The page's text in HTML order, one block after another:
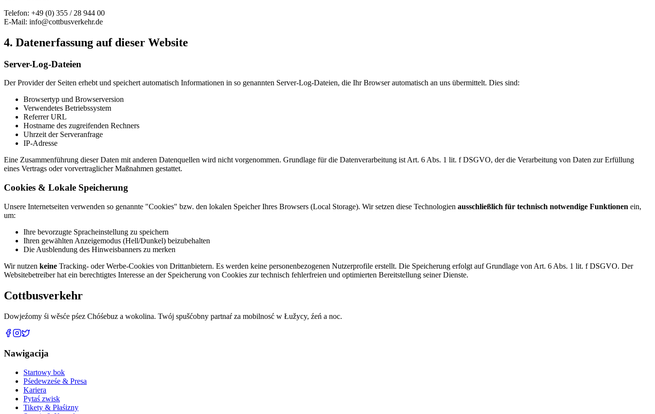
Telefon: +49 (0) 355 / 28 944 00
E-Mail: info@cottbusverkehr.de
4. Datenerfassung auf dieser Website
Server-Log-Dateien
Der Provider der Seiten erhebt und speichert automatisch Informationen in so genannten Server-Log-Dateien, die Ihr Browser automatisch an uns übermittelt. Dies sind:
Browsertyp und Browserversion
Verwendetes Betriebssystem
Referrer URL
Hostname des zugreifenden Rechners
Uhrzeit der Serveranfrage
IP-Adresse
Eine Zusammenführung dieser Daten mit anderen Datenquellen wird nicht vorgenommen. Grundlage für die Datenverarbeitung ist Art. 6 Abs. 1 lit. f DSGVO, der die Verarbeitung von Daten zur Erfüllung
eines Vertrags oder vorvertraglicher Maßnahmen gestattet.
Cookies & Lokale Speicherung
Unsere Internetseiten verwenden so genannte "Cookies" bzw. den lokalen Speicher Ihres Browsers (Local Storage). Wir setzen diese Technologien ausschließlich für technisch notwendige Funktionen ein,
um:
Ihre bevorzugte Spracheinstellung zu speichern
Ihren gewählten Anzeigemodus (Hell/Dunkel) beizubehalten
Die Ausblendung des Hinweisbanners zu merken
Wir nutzen keine Tracking- oder Werbe-Cookies von Drittanbietern. Es werden keine personenbezogenen Nutzerprofile erstellt. Die Speicherung erfolgt auf Grundlage von Art. 6 Abs. 1 lit. f DSGVO. Der
Websitebetreiber hat ein berechtigtes Interesse an der Speicherung von Cookies zur technisch fehlerfreien und optimierten Bereitstellung seiner Dienste.
Cottbusverkehr
Dowjeźomy śi wěsće pśez Chóśebuz a wokolina. Twój spušćobny partnaŕ za mobilnosć w Łužycy, źeń a noc.
Nawigacija
Startowy bok
Pśedewześe & Presa
Kariera
Pytaś zwisk
Tikety & Płaśizny